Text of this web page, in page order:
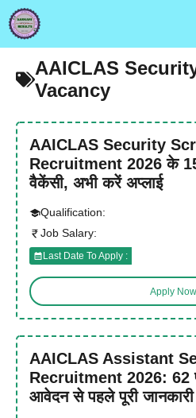
Skip
to
content
AAICLAS
Vacancy
AAICLAS Security
Recruitment 2026 के
वैकेंसी, अभी करें अप्लाई
Qualification:
Job Salary:
Last Date To Apply :
Apply Now
AAICLAS Assistant
Recruitment 2026: 62
आवेदन से पहले पूरी